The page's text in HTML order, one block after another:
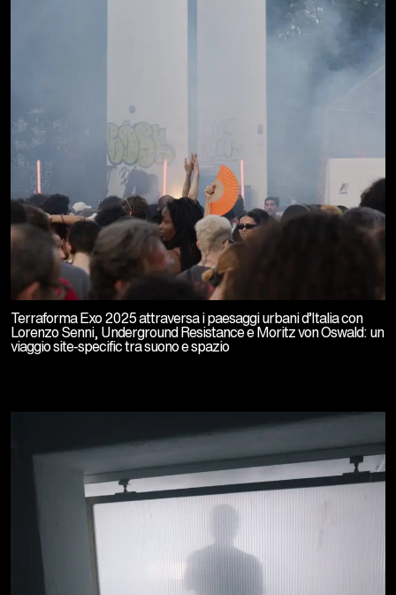
Terraforma Exo 2025 attraversa i paesaggi urbani d’Italia con
Lorenzo Senni, Underground Resistance e Moritz von Oswald: un
viaggio site-specific tra suono e spazio